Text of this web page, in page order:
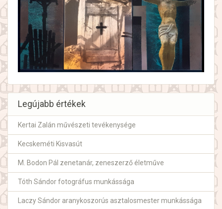
Legújabb értékek
Kertai Zalán művészeti tevékenysége
Kecskeméti Kisvasút
M. Bodon Pál zenetanár, zeneszerző életműve
Tóth Sándor fotográfus munkássága
Laczy Sándor aranykoszorús asztalosmester munkássága